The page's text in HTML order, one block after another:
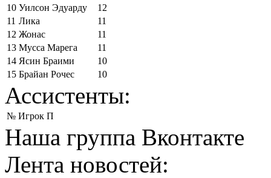
10 Уилсон Эдуарду
12
11 Лика
11
12 Жонас
11
13 Мусса Марега
11
14 Ясин Браими
10
15 Брайан Рочес 10
Ассистенты:
№ Игрок П
Наша группа Вконтакте
Лента новостей: